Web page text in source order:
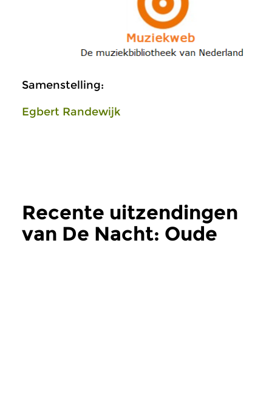
Samenstelling:
Egbert Randewijk
Recente uitzendingen
van De Nacht: Oude